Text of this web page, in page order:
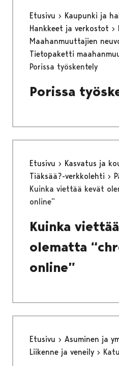
Etusivu
Kaupunki ja
Hankkeet ja verkostot
Maahanmuuttajien
Tietopaketti
Porissa työskentely
Porissa
Etusivu Kasvatus ja
Tiäksää?-verkkolehti
Kuinka viettää kevät
online”
Kuinka
olematta
online”
Etusivu
Asuminen ja
Liikenne ja veneily